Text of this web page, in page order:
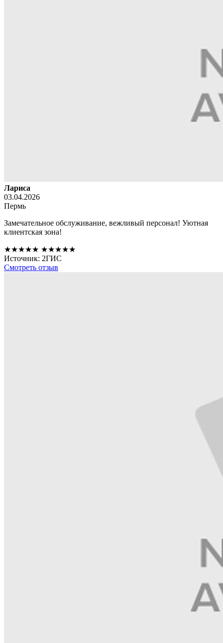
Лариса
03.04.2026
Пермь
Замечательное обслуживание, вежливый персонал! Уютная
клиентская зона!
★★★★★ ★★★★★
Источник: 2ГИС
Смотреть отзыв